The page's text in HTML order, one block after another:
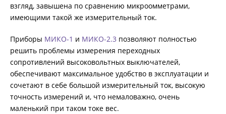
взгляд, завышена по сравнению микроомметрами,
имеющими такой же измерительный ток.
Приборы МИКО-1 и МИКО-2.3 позволяют полностью
решить проблемы измерения переходных
сопротивлений высоковольтных выключателей,
обеспечивают максимальное удобство в эксплуатации и
сочетают в себе большой измерительный ток, высокую
точность измерений и, что немаловажно, очень
маленький при таком токе вес.